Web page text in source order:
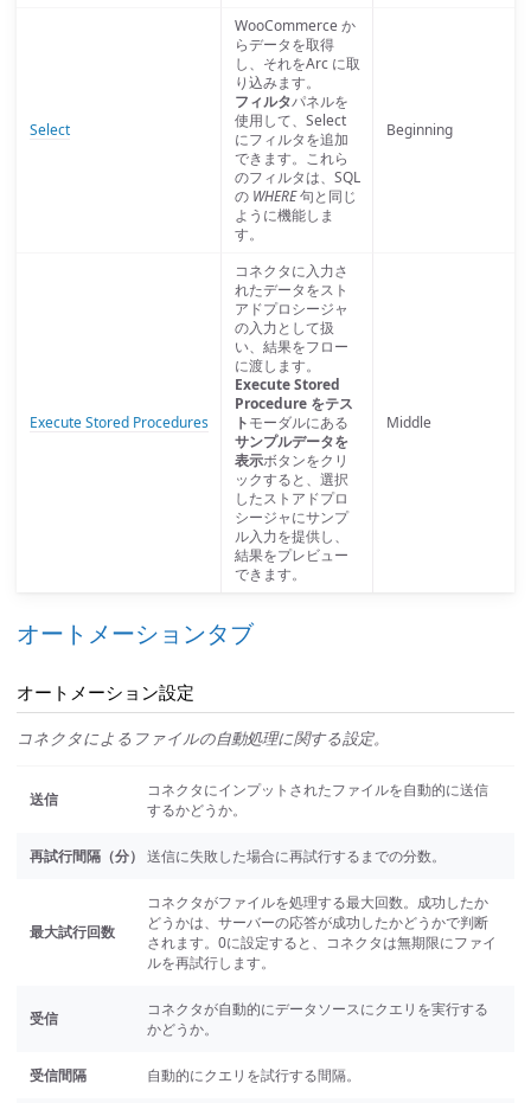
Select
WooCommerce か
らデータを取得
し、それをArc に取
り込みます。
フィルタパネルを
使用して、Select
にフィルタを追加
できます。これら
のフィルタは、SQL
の WHERE句と同じ
ように機能しま
す。
Beginning
Execute Stored Procedures
コネクタに入力さ
れたデータをスト
アドプロシージャ
の入力として扱
い、結果をフロー
に渡します。
Execute Stored
Procedure をテス
トモーダルにある
サンプルデータを
表示ボタンをクリ
ックすると、選択
したストアドプロ
シージャにサンプ
ル入力を提供し、
結果をプレビュー
できます。
Middle
オートメーションタブ
オートメーション設定
コネクタによるファイルの自動処理に関する設定。
送信
コネクタにインプットされたファイルを自動的に送信
するかどうか。
再試行間隔（分） 送信に失敗した場合に再試行するまでの分数。
最大試行回数
コネクタがファイルを処理する最大回数。成功したか
どうかは、サーバーの応答が成功したかどうかで判断
されます。0に設定すると、コネクタは無期限にファイ
ルを再試行します。
受信
コネクタが自動的にデータソースにクエリを実行する
かどうか。
受信間隔 自動的にクエリを試行する間隔。